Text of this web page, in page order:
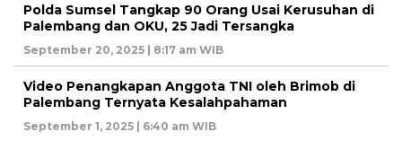
Polda Sumsel Tangkap 90 Orang Usai Kerusuhan di
Palembang dan OKU, 25 Jadi Tersangka
September 20, 2025 | 8:17 am WIB
Video Penangkapan Anggota TNI oleh Brimob di
Palembang Ternyata Kesalahpahaman
September 1, 2025 | 6:40 am WIB